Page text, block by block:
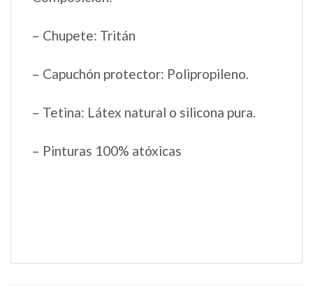
– Chupete: Tritán
– Capuchón protector: Polipropileno.
– Tetina: Látex natural o silicona pura.
– Pinturas 100% atóxicas